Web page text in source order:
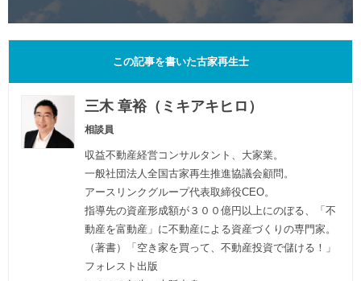
この記事を書いた古家再生士
三木 章裕（ミキアキヒロ）
相談員
収益不動産経営コンサルタント、大家業。
一般社団法人全国古家再生推進協議会顧問。
アースリンクグループ代表取締役CEO。
指導先の資産形成額が３００億円以上にのぼる、「不
動産を富動産」に不動産による資産づくりの専門家。
（著書）「空き家を買って、不動産投資で儲ける！」
フォレスト出版